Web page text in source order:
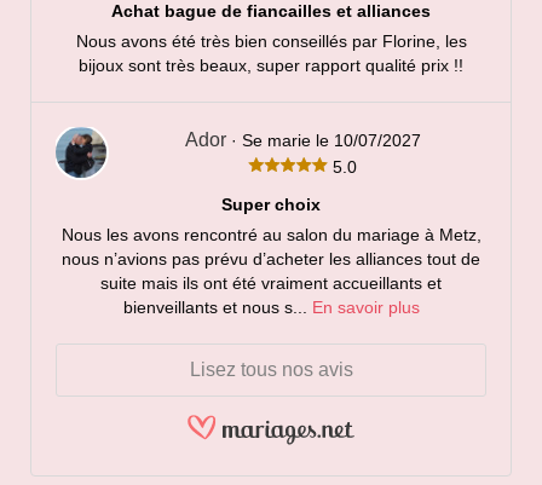
Achat bague de fiancailles et alliances
Nous avons été très bien conseillés par Florine, les
bijoux sont très beaux, super rapport qualité prix !!
Ador · Se marie le 10/07/2027
5.0
Super choix
Nous les avons rencontré au salon du mariage à Metz,
nous n’avions pas prévu d’acheter les alliances tout de
suite mais ils ont été vraiment accueillants et
bienveillants et nous s... En savoir plus
Lisez tous nos avis